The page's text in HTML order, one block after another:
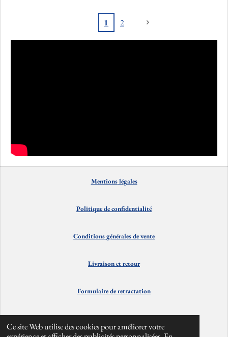
Ce site Web utilise des cookies pour améliorer votre
1 2
Mentionslégales
Politique de confidentialité
Conditions générales de vente
Livraison etretour
Formulaire de retractation